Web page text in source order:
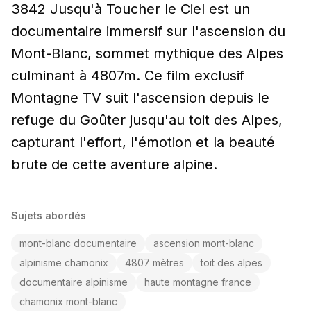
3842 Jusqu'à Toucher le Ciel est un
documentaire immersif sur l'ascension du
Mont-Blanc, sommet mythique des Alpes
culminant à 4807m. Ce film exclusif
Montagne TV suit l'ascension depuis le
refuge du Goûter jusqu'au toit des Alpes,
capturant l'effort, l'émotion et la beauté
brute de cette aventure alpine.
Sujets abordés
mont-blanc documentaire
ascension mont-blanc
alpinisme chamonix
4807 mètres
toit des alpes
documentaire alpinisme
haute montagne france
chamonix mont-blanc